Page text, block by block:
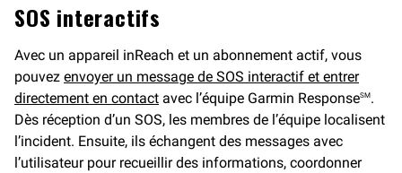
SOS interactifs
Avec un appareil inReach et un abonnement actif, vous
pouvez envoyer un message de SOS interactif et entrer
directement en contact avec l’équipe Garmin ResponseSM.
Dès réception d’un SOS, les membres de l’équipe localisent
l’incident. Ensuite, ils échangent des messages avec
l’utilisateur pour recueillir des informations, coordonner